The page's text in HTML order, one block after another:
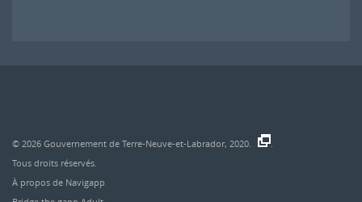
© 2026 Gouvernement de Terre-Neuve-et-Labrador, 2020.
Tous droits réservés.
À propos de Navigapp